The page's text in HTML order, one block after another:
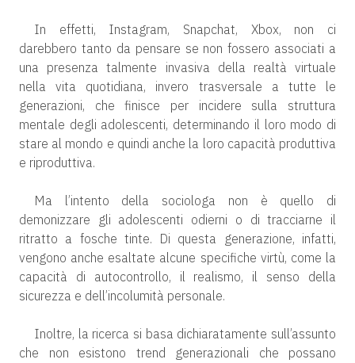
In effetti, Instagram, Snapchat, Xbox, non ci
darebbero tanto da pensare se non fossero associati a
una presenza talmente invasiva della realtà virtuale
nella vita quotidiana, invero trasversale a tutte le
generazioni, che finisce per incidere sulla struttura
mentale degli adolescenti, determinando il loro modo di
stare al mondo e quindi anche la loro capacità produttiva
e riproduttiva.
Ma l’intento della sociologa non è quello di
demonizzare gli adolescenti odierni o di tracciarne il
ritratto a fosche tinte. Di questa generazione, infatti,
vengono anche esaltate alcune specifiche virtù, come la
capacità di autocontrollo, il realismo, il senso della
sicurezza e dell’incolumità personale.
Inoltre, la ricerca si basa dichiaratamente sull’assunto
che non esistono trend generazionali che possano